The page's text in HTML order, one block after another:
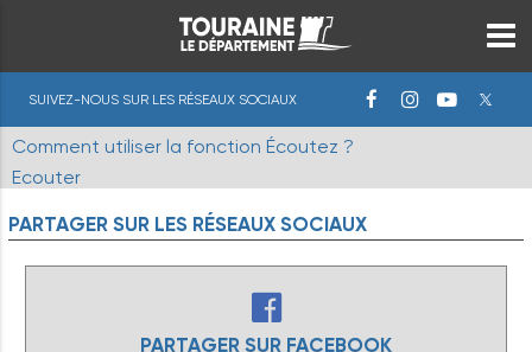
SUIVEZ-NOUS SUR LES RÉSEAUX SOCIAUX
Comment utiliser la fonction Écoutez ?
Ecouter
PARTAGER SUR LES RÉSEAUX SOCIAUX
PARTAGER SUR FACEBOOK